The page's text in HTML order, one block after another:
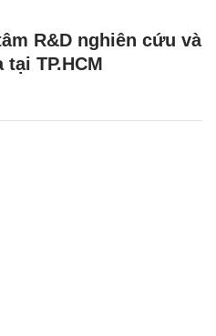
R&D nghiên cứu và
TP.HCM